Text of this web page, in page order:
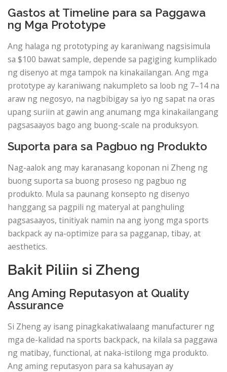
Gastos at Timeline para sa Paggawa
ng Mga Prototype
Ang halaga ng prototyping ay karaniwang nagsisimula
sa $100 bawat sample, depende sa pagiging kumplikado
ng disenyo at mga tampok na kinakailangan. Ang mga
prototype ay karaniwang nakumpleto sa loob ng 7–14 na
araw ng negosyo, na nagbibigay sa iyo ng sapat na oras
upang suriin at gawin ang anumang mga kinakailangang
pagsasaayos bago ang buong-scale na produksyon.
Suporta para sa Pagbuo ng Produkto
Nag-aalok ang may karanasang koponan ni Zheng ng
buong suporta sa buong proseso ng pagbuo ng
produkto. Mula sa paunang konsepto ng disenyo
hanggang sa pagpili ng materyal at panghuling
pagsasaayos, tinitiyak namin na ang iyong mga sports
backpack ay na-optimize para sa pagganap, tibay, at
aesthetics.
Bakit Piliin si Zheng
Ang Aming Reputasyon at Quality
Assurance
Si Zheng ay isang pinagkakatiwalaang manufacturer ng
mga de-kalidad na sports backpack, na kilala sa paggawa
ng matibay, functional, at naka-istilong mga produkto.
Ang aming reputasyon para sa kahusayan ay